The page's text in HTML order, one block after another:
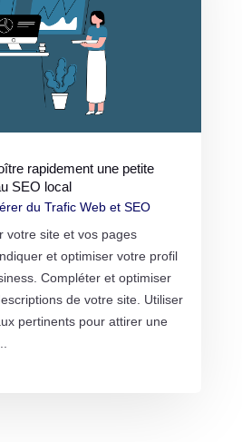
rapidement une petite
SEO local
du Trafic Web et SEO
votre site et vos pages
et optimiser votre profil
Compléter et optimiser
de votre site. Utiliser
pertinents pour attirer une